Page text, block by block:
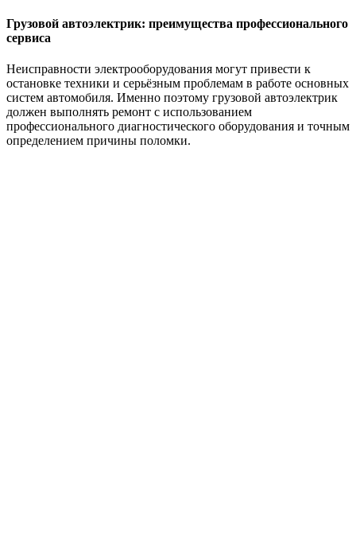
Грузовой автоэлектрик: преимущества профессионального
сервиса
Неисправности электрооборудования могут привести к
остановке техники и серьёзным проблемам в работе основных
систем автомобиля. Именно поэтому грузовой автоэлектрик
должен выполнять ремонт с использованием
профессионального диагностического оборудования и точным
определением причины поломки.